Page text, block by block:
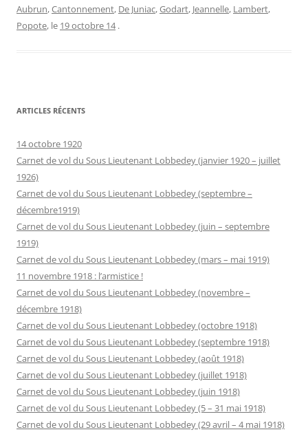
Aubrun,Cantonnement, De Juniac,Godart, Jeannelle, Lambert,
Popote, le 19 octobre 14 .
ARTICLES RÉCENTS
14 octobre 1920
Carnet de vol du Sous Lieutenant Lobbedey (janvier 1920 – juillet
1926)
Carnet de vol du Sous Lieutenant Lobbedey (septembre –
décembre1919)
Carnet de vol du Sous Lieutenant Lobbedey (juin – septembre
1919)
Carnet de vol du Sous Lieutenant Lobbedey (mars – mai 1919)
11 novembre 1918 : l’armistice !
Carnet de vol du Sous Lieutenant Lobbedey (novembre –
décembre 1918)
Carnet de vol du Sous Lieutenant Lobbedey (octobre 1918)
Carnet de vol du Sous Lieutenant Lobbedey (septembre 1918)
Carnet de vol du Sous Lieutenant Lobbedey (août 1918)
Carnet de vol du Sous Lieutenant Lobbedey (juillet 1918)
Carnet de vol du Sous Lieutenant Lobbedey (juin 1918)
Carnet de vol du Sous Lieutenant Lobbedey (5 – 31 mai 1918)
Carnet de vol du Sous Lieutenant Lobbedey (29 avril – 4 mai 1918)